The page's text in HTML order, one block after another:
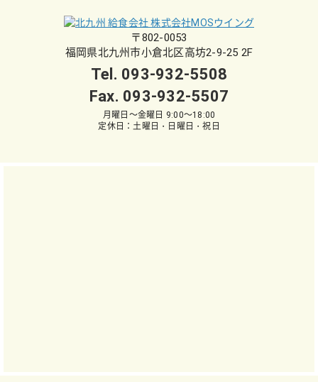
〒802-0053
福岡県北九州市小倉北区高坊2-9-25 2F
Tel. 093-932-5508
Fax. 093-932-5507
月曜日～金曜日 9:00～18:00
定休日：土曜日・日曜日・祝日